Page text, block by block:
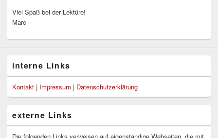
Viel Spaß bei der Lektüre!
Marc
interne Links
Kontakt | Impressum | Datenschutzerklärung
externe Links